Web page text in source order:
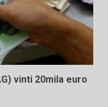
vinti 20mila euro